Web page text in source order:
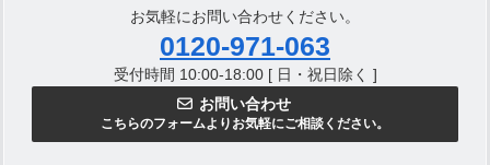
お気軽にお問い合わせください。
0120-971-063
受付時間 10:00-18:00 [ 日・祝日除く ]
お問い合わせ
こちらのフォームよりお気軽にご相談ください。